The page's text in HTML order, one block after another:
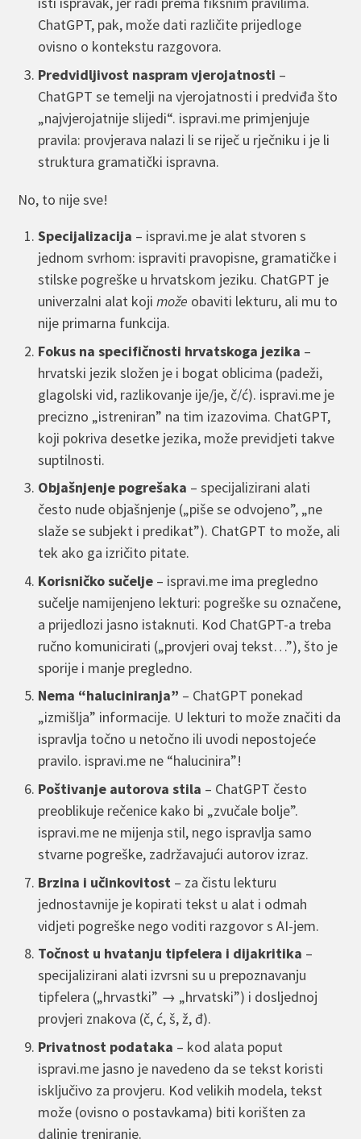
ChatGPT, pak, može dati različite prijedloge
ovisno o kontekstu razgovora.
Predvidljivost naspram vjerojatnosti –
ChatGPT se temelji na vjerojatnosti i predviđa što
„najvjerojatnije slijedi“. ispravi.me primjenjuje
pravila: provjerava nalazi li se riječ u rječniku i je li
struktura gramatički ispravna.
No, to nije sve!
Specijalizacija – ispravi.me je alat stvoren s
jednom svrhom: ispraviti pravopisne, gramatičke i
stilske pogreške u hrvatskom jeziku. ChatGPT je
univerzalni alat kojimože obaviti lekturu, ali mu to
nije primarna funkcija.
Fokus na specifičnosti hrvatskoga jezika –
hrvatski jezik složen je i bogat oblicima (padeži,
glagolski vid, razlikovanje ije/je, č/ć). ispravi.me je
precizno „istreniran” na tim izazovima. ChatGPT,
koji pokriva desetke jezika, može previdjeti takve
suptilnosti.
Objašnjenje pogrešaka – specijalizirani alati
često nude objašnjenje („piše se odvojeno”, „ne
slaže se subjekt i predikat”). ChatGPT to može, ali
tek ako ga izričito pitate.
Korisničko sučelje – ispravi.me ima pregledno
sučelje namijenjeno lekturi: pogreške su označene,
a prijedlozi jasno istaknuti. Kod ChatGPT-a treba
ručno komunicirati („provjeri ovaj tekst…”), što je
sporije i manje pregledno.
Nema “haluciniranja” – ChatGPT ponekad
„izmišlja” informacije. U lekturi to može značiti da
ispravlja točno u netočno ili uvodi nepostojeće
pravilo. ispravi.me ne “halucinira”!
Poštivanje autorova stila – ChatGPT često
preoblikuje rečenice kako bi „zvučale bolje”.
ispravi.me ne mijenja stil, nego ispravlja samo
stvarne pogreške, zadržavajući autorov izraz.
Brzina i učinkovitost – za čistu lekturu
jednostavnije je kopirati tekst u alat i odmah
vidjeti pogreške nego voditi razgovor s AI-jem.
Točnost u hvatanju tipfelera i dijakritika –
specijalizirani alati izvrsni su u prepoznavanju
tipfelera („hrvastki” → „hrvatski”) i dosljednoj
provjeri znakova (č, ć, š, ž, đ).
Privatnost podataka – kod alata poput
ispravi.me jasno je navedeno da se tekst koristi
isključivo za provjeru. Kod velikih modela, tekst
može (ovisno o postavkama) biti korišten za
daljnje treniranje.